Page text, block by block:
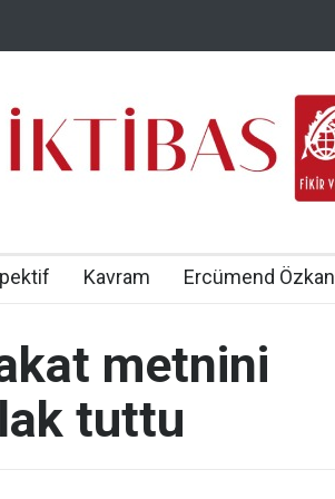
Kavram Ercümend Özkan
metnini
tuttu